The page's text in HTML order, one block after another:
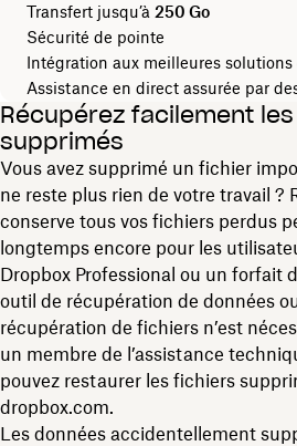
Transfert jusqu’à 250 Go
Sécurité de pointe
Intégration aux meilleures solutions
Assistance en direct assurée par
Récupérez facilement
supprimés
Vous avez supprimé un fichier
ne reste plus rien de votre travail ?
conserve tous vos fichiers perdus
longtemps encore pour les
Dropbox Professional ou un forfait
outil de récupération de données
récupération de fichiers n’est
un membre de l’assistance
pouvez restaurer les fichiers
dropbox.com.
Les données accidentellement